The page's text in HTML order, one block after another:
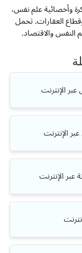
وأخصائية علم نفس،
العقارات. تحمل
النفس والاقتصاد.
الإنترنت
الإنترنت
الإنترنت